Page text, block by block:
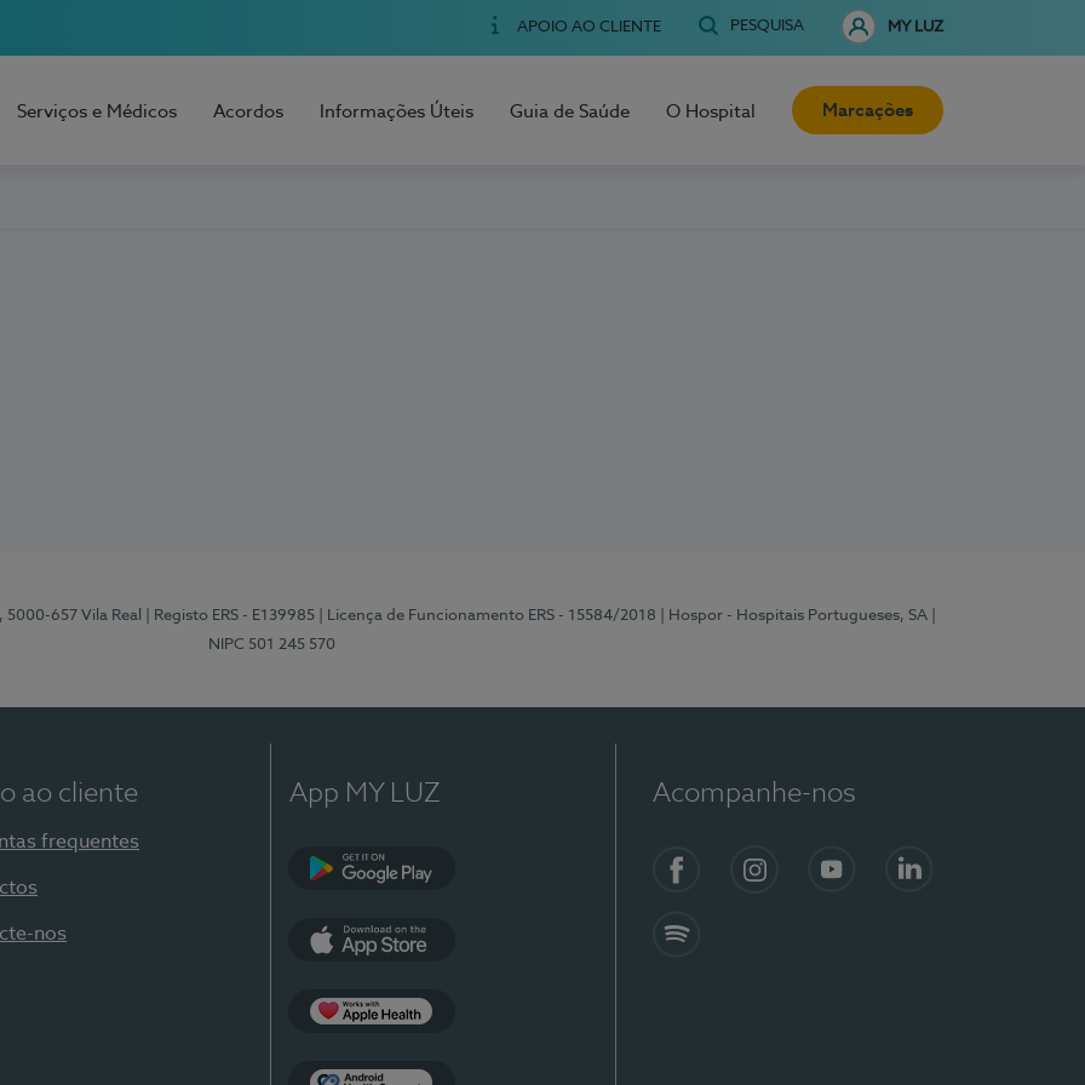
APOIO AO CLIENTE PESQUISA MY LUZ
Serviços e Médicos Acordos Informações Úteis Guia de Saúde O Hospital Marcações
5000-657 Vila Real | Registo ERS - E139985 | Licença de Funcionamento ERS - 15584/2018 | Hospor - Hospitais Portugueses, SA
NIPC 501 245 570
ao cliente
frequentes
nos
App MY LUZ Acompanhe-nos